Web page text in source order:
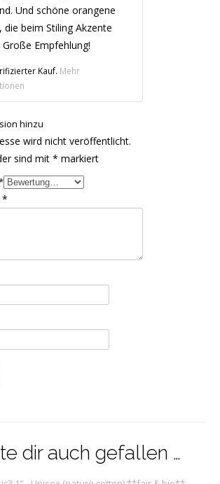
Und schöne orangene
die beim Stiling Akzente
Große Empfehlung!
Kauf. Mehr
hinzu
wird nicht veröffentlicht.
sind mit* markiert
*
dir auch gefallen …